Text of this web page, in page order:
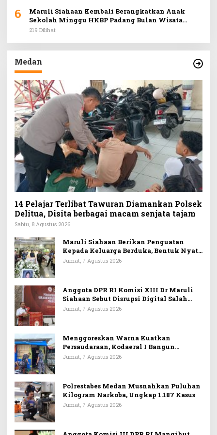
6
Maruli Siahaan Kembali Berangkatkan Anak
Sekolah Minggu HKBP Padang Bulan Wisata
Rohani ke Hill Park
219 Dilihat
Medan
14 Pelajar Terlibat Tawuran Diamankan Polsek
Delitua, Disita berbagai macam senjata tajam
Sabtu, 8 Agustus 2026
Maruli Siahaan Berikan Penguatan
Kepada Keluarga Berduka, Bentuk Nyata
Arti Persahabatan
Jumat, 7 Agustus 2026
Anggota DPR RI Komisi XIII Dr Maruli
Siahaan Sebut Disrupsi Digital Salah
Satu Tantangan Dalam Memperkuat
Jumat, 7 Agustus 2026
Menggoreskan Warna Kuatkan
Persaudaraan, Kodaeral I Bangun
Kedekatan Dengan Masyarakat Pesisir
Jumat, 7 Agustus 2026
Polrestabes Medan Musnahkan Puluhan
Kilogram Narkoba, Ungkap 1.187 Kasus
Jumat, 7 Agustus 2026